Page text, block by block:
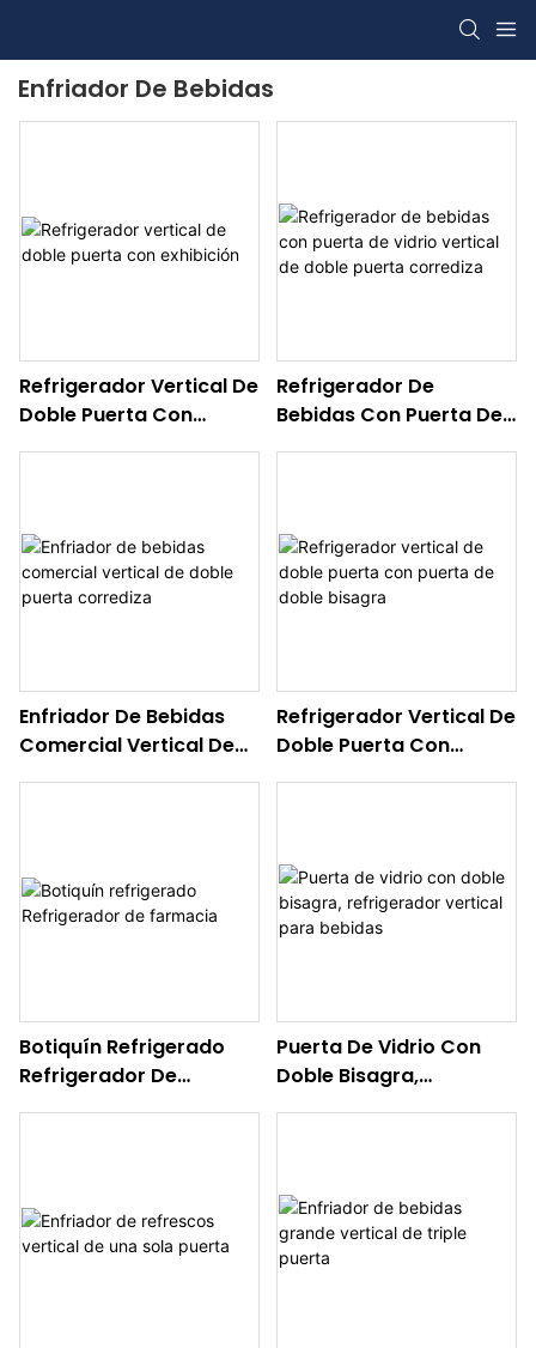
Enfriador De Bebidas
Refrigerador Vertical De
Doble Puerta Con
Refrigerador De
Bebidas Con Puerta De
Enfriador De Bebidas
Comercial Vertical De
Refrigerador Vertical De
Doble Puerta Con
Botiquín Refrigerado
Refrigerador De
Puerta De Vidrio Con
Doble Bisagra,